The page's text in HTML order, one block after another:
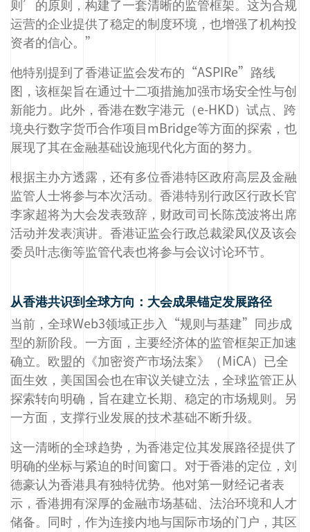
则’的原则，构建了一套清晰的监管框架。这为合规
运营的企业提供了稳定的制度环境，也增强了机构投
资者的信心。”
他特别提到了香港证监会发布的“ASPIRe”路线
图，该框架旨在通过十二项措施加强市场安全性与创
新能力。此外，香港在数字港元（e-HKD）试点、跨
境央行数字货币合作项目mBridge等方面的探索，也
展现了其在金融基础设施现代化方面的努力。
根据主办方透露，还有多位香港特区政府高层及金融
监管人士将参与本次活动。香港特别行政区行政长官
李家超将为大会发表致辞，财政司司长陈茂波将出席
活动并发表演讲。香港证监会行政总裁梁凤仪及该会
委员叶志衡等监管代表也将参与会议讨论环节。
从香港共识到全球方向：大会成果锚定发展路径
当前，全球Web3领域正步入“规则与基建”同步成
型的新阶段。一方面，主要经济体的监管框架正加速
确立。欧盟的《加密资产市场法案》（MiCA）已全
面生效，美国国会也在审议关键立法，全球监管正从
探索转向明确，旨在建立长期、稳定的市场规则。另
一方面，支撑行业发展的技术基础不断升级。
这一清晰的全球趋势，为香港定位其发展路径提供了
明确的坐标与紧迫的时间窗口。对于香港的定位，刘
德豪认为香港具有独特优势。他对第一财经记者表
示，香港拥有深厚的金融市场基础、法治环境和人才
储备。同时，作为连接内地与国际市场的门户，其区